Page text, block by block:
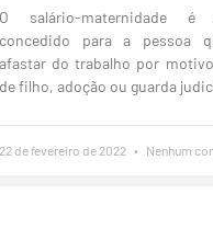
O salário-maternidade é
concedido para a pessoa
afastar do trabalho por
de filho, adoção ou guarda
22 de fevereiro de 2022 Nenhum